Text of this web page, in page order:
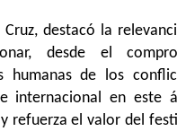
destacó la
desde el
humanas de los
internacional en este
refuerza el valor del